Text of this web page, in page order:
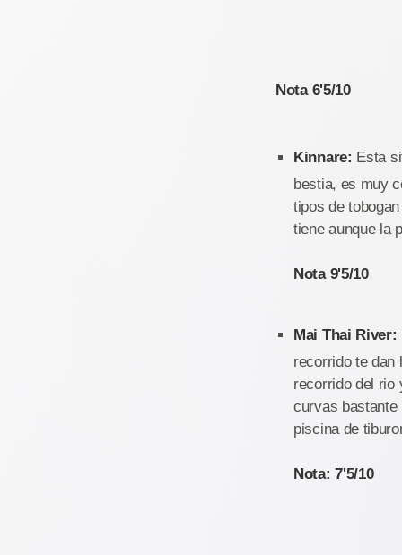
Nota 6'5/10
Kinnare: Esta
bestia, es muy
tipos de
tiene aunque la
Nota 9'5/10
Mai Thai River:
recorrido te dan
recorrido del rio
curvas bastante
piscina de
Nota: 7'5/10